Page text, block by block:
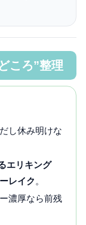
ころ”整理
し休み明けな
エリキング
レイク 。
濃厚なら前残